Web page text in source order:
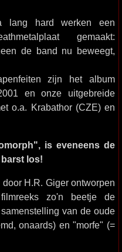
lang hard werken een
gemaakt:
de band nu beweegt,
zijn het album
en onze uitgebreide
o.a. Krabathor (CZE) en
is eveneens de
los!
H.R. Giger ontworpen
zo'n beetje de
van de oude
onaards) en "morfe" (=